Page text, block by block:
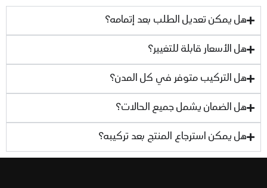
هل يمكن تعديل الطلب بعد إتمامه؟
هل الأسعار قابلة للتغيير؟
هل التركيب متوفر في كل المدن؟
هل الضمان يشمل جميع الحالات؟
هل يمكن استرجاع المنتج بعد تركيبه؟